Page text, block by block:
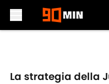
La strategia della